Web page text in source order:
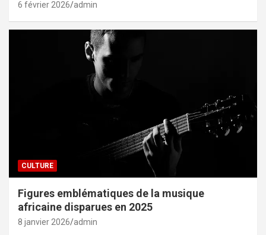
6 février 2026 admin
CULTURE
Figures emblématiques de la musique
africaine disparues en 2025
8 janvier 2026 admin